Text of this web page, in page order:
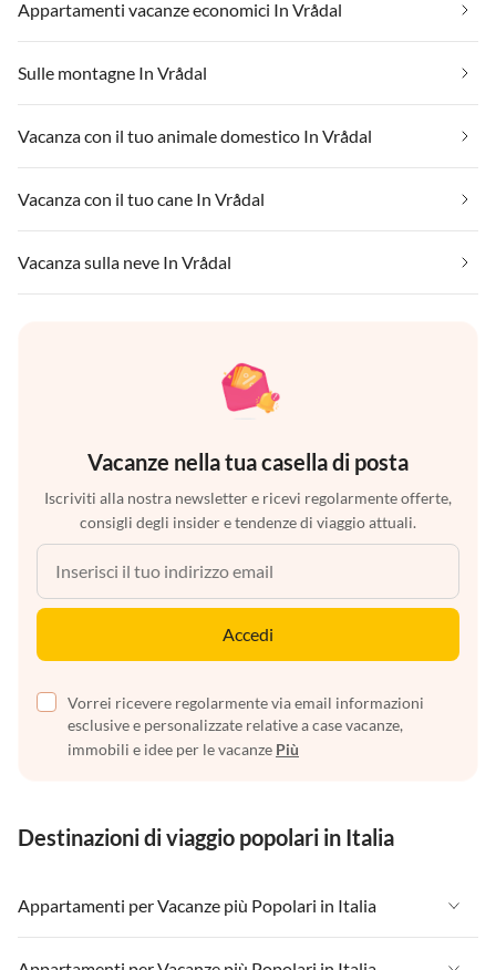
Appartamenti vacanze economici In Vrådal
Sulle montagne In Vrådal
Vacanza con il tuo animale domestico In Vrådal
Vacanza con il tuo cane In Vrådal
Vacanza sulla neve In Vrådal
Vacanze nella tua casella di posta
Iscriviti alla nostra newsletter e ricevi regolarmente offerte,
consigli degli insider e tendenze di viaggio attuali.
Accedi
Vorrei ricevere regolarmente via email informazioni
esclusive e personalizzate relative a case vacanze,
immobili e idee per le vacanze Più
Destinazioni di viaggio popolari in Italia
Appartamenti per Vacanze più Popolari in Italia
Appartamenti per Vacanze in Italia